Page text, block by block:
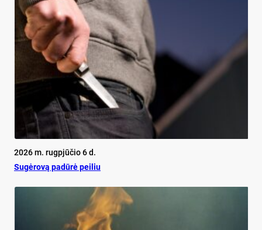
2026 m. rugpjūčio 6 d.
Su­gė­ro­vą pa­dū­rė pei­liu